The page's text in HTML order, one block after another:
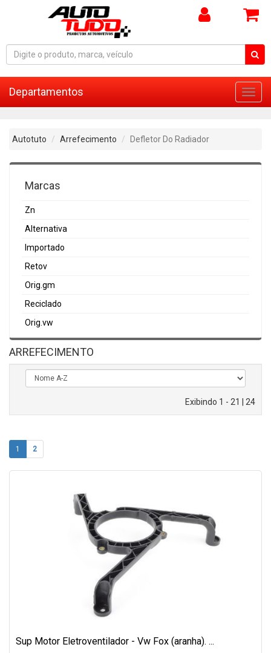
Departamentos
Autotuto Arrefecimento Defletor Do Radiador
Marcas
Zn
Alternativa
Importado
Retov
Orig.gm
Reciclado
Orig.vw
ARREFECIMENTO
Exibindo 1 - 21 | 24
1 2
Sup Motor Eletroventilador - Vw Fox (aranha). ...